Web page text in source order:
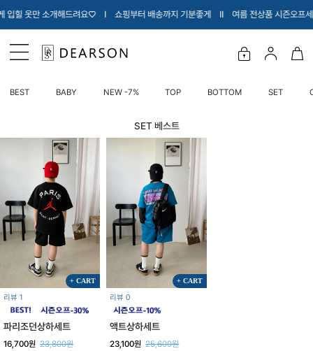
개해드려요♡ Ι 쇼핑부터 배송까지 기분좋게 Ι Ι 여름 전상품 시즌오프세일 최대
BEST BABY NEW -7% TOP BOTTOM SET
SET 베스트
+ CART
리뷰 1
파리조던상하세트
16,700원 23,800원
+ CART
리뷰 0
액트상하세트
23,100원 25,600원